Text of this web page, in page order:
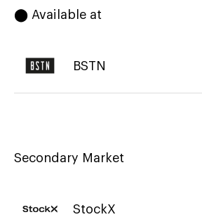
⬤ Available at
BSTN
Secondary Market
StockX